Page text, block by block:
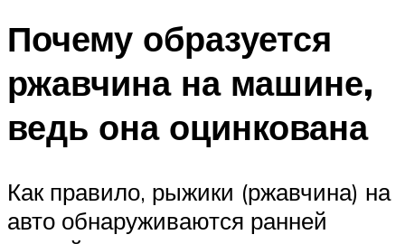
Почему образуется
ржавчина на машине,
ведь она оцинкована
Как правило, рыжики (ржавчина) на
авто обнаруживаются ранней